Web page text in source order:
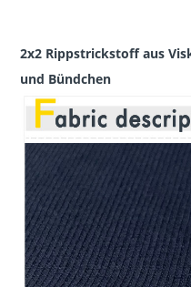
2x2 Rippstrickstoff aus
und Bündchen